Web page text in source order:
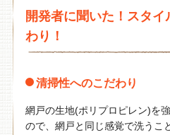
開発者に聞いた！スタ
わり！
清掃性へのこだわり
網戸の生地(ポリプロピレン)を
ので、網戸と同じ感覚で洗うこ